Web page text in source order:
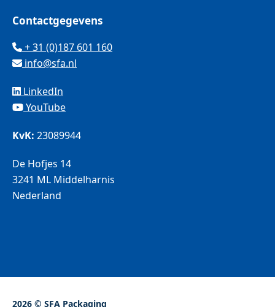
Contactgegevens
+ 31 (0)187 601 160
info@sfa.nl
LinkedIn
YouTube
KvK: 23089944
De Hofjes 14
3241 ML Middelharnis
Nederland
2026 © SFA Packaging